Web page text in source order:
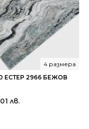
ЕСТЕР 2966 БЕЖОВ
4 размера
лв.